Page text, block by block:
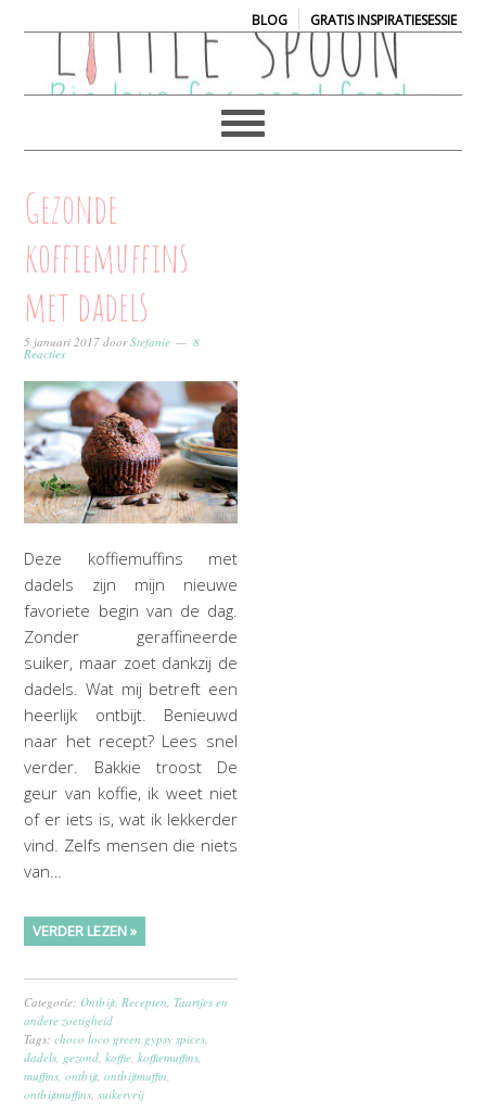
BLOG| GRATIS INSPIRATIESESSIE
Gezonde
koffiemuffins
met dadels
5 januari 2017 doorStefanie 8
Reacties
Deze koffiemuffins met
dadels zijn mijn nieuwe
favoriete begin van de dag.
Zonder geraffineerde
suiker, maar zoet dankzij de
dadels. Wat mij betreft een
heerlijk ontbijt. Benieuwd
naar het recept? Lees snel
verder. Bakkie troost De
geur van koffie, ik weet niet
of er iets is, wat ik lekkerder
vind. Zelfs mensen die niets
van…
VERDER LEZEN »
Categorie:Ontbijt Recepten ,Taartjes en
andere zoetigheid
Tags:choco loco green gypsy spices
dadels gezond ,koffie ,koffiemuffins
muffins ,ontbijt ,ontbijtmuffin
ontbijtmuffins ,suikervrij